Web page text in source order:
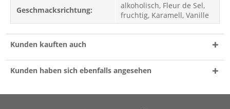
Geschmacksrichtung:
alkoholisch, Fleur de Sel,
fruchtig, Karamell, Vanille
Kunden kauften auch
Kunden haben sich ebenfalls angesehen